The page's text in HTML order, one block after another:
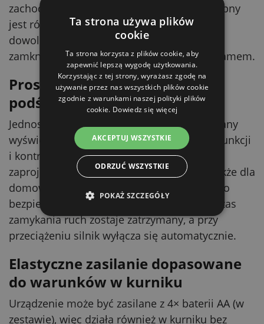
zachodu słońca w każdej porze roku. Dostępny
jest również tryb ręczny, dzięki czemu w
dowolnym momencie możesz otworzyć lub
zamknąć drzwiczki poza ustawionym programem.
Proste ustawienia na
podświetlanym ekranie LCD
Jednostka sterująca ma czytelny, podświetlany
wyświetlacz LCD, który ułatwia ustawianie funkcji
i kontrolę programu. Obsługa jest
zaprojektowana tak, aby była zrozumiała także dla
domowych hodowców. Urządzenie dba też o
bezpieczeństwo: przy wykryciu oporu podczas
zamykania ruch zostaje zatrzymany, a przy
przeciążeniu silnik wyłącza się automatycznie.
Elastyczne zasilanie dopasowane
do warunków w kurniku
Urządzenie może być zasilane z 4× baterii AA (w
zestawie), więc działa również w kurniku bez
Ta strona używa plików
cookie
Ta strona korzysta z plików cookie, aby
zapewnić lepszą wygodę użytkowania.
Korzystając z tej strony, wyrażasz zgodę na
używanie przez nas wszystkich plików cookie
zgodnie z warunkami naszej polityki plików
cookie. Dowiedz się więcej
AKCEPTUJ WSZYSTKIE
ODRZUĆ WSZYSTKIE
POKAŻ SZCZEGÓŁY